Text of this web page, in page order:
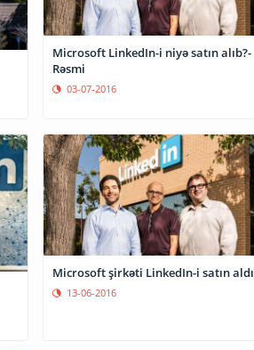
Microsoft LinkedIn-i niyə satın alıb?-
Rəsmi
03-07-2016
Microsoft şirkəti LinkedIn-i satın aldı
13-06-2016